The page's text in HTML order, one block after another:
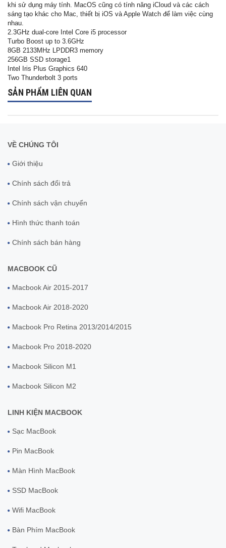
khi sử dụng máy tính. MacOS cũng có tính năng iCloud và các cách
sáng tạo khác cho Mac, thiết bị iOS và Apple Watch để làm việc cùng
nhau.
2.3GHz dual-core Intel Core i5 processor
Turbo Boost up to 3.6GHz
8GB 2133MHz LPDDR3 memory
256GB SSD storage1
Intel Iris Plus Graphics 640
Two Thunderbolt 3 ports
SẢN PHẨM LIÊN QUAN
VỀ CHÚNG TÔI
Giới thiệu
Chính sách đổi trả
Chính sách vận chuyển
Hình thức thanh toán
Chính sách bán hàng
MACBOOK CŨ
Macbook Air 2015-2017
Macbook Air 2018-2020
Macbook Pro Retina 2013/2014/2015
Macbook Pro 2018-2020
Macbook Silicon M1
Macbook Silicon M2
LINH KIỆN MACBOOK
Sạc MacBook
Pin MacBook
Màn Hình MacBook
SSD MacBook
Wifi MacBook
Bàn Phím MacBook